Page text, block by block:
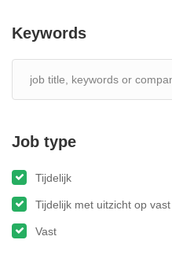
Keywords
Job type
Tijdelijk
Tijdelijk met uitzicht op vast
Vast